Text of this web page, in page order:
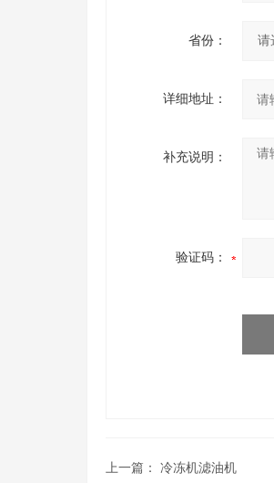
省份：
详细地址：
补充说明：
验证码：
上一篇： 冷冻机滤油机